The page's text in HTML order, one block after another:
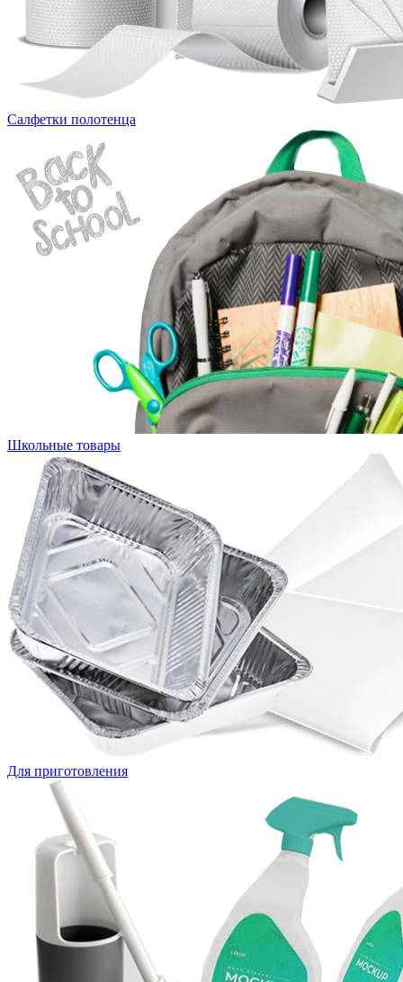
Салфетки полотенца
Школьные товары
Для приготовления